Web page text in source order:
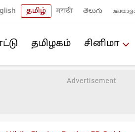
தமிழ் मराठी తెలుగు
த‌மிழக‌ம் சினிமா